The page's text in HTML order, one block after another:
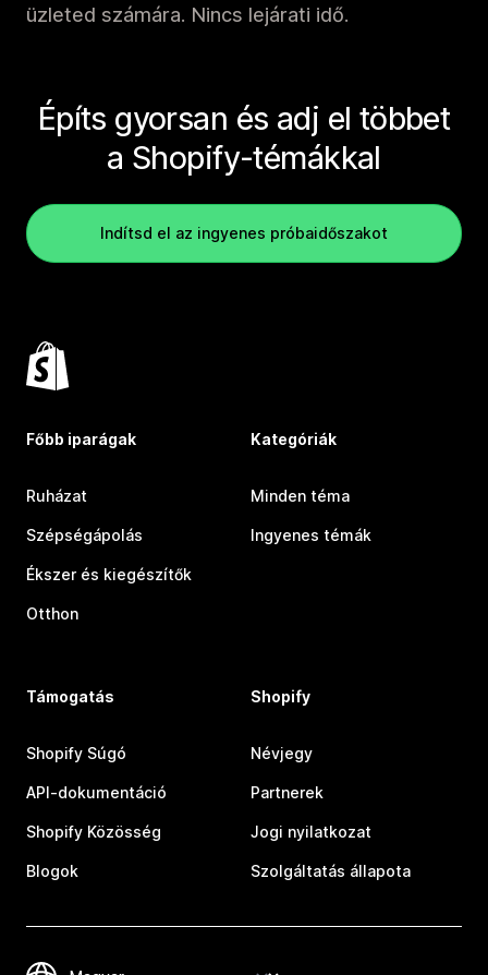
üzleted számára. Nincs lejárati idő.
Építs gyorsan és adj el többet
a Shopify-témákkal
Indítsd el az ingyenes próbaidőszakot
Főbb iparágak
Ruházat
Szépségápolás
Ékszer és kiegészítők
Otthon
Kategóriák
Minden téma
Ingyenes témák
Támogatás
Shopify Súgó
API-dokumentáció
Shopify Közösség
Blogok
Shopify
Névjegy
Partnerek
Jogi nyilatkozat
Szolgáltatás állapota